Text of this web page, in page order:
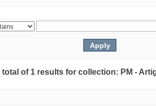
total of 1 results for collection: PM -